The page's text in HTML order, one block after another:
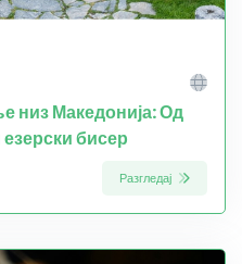
низ Македонија: Од
бисер
Разгледај